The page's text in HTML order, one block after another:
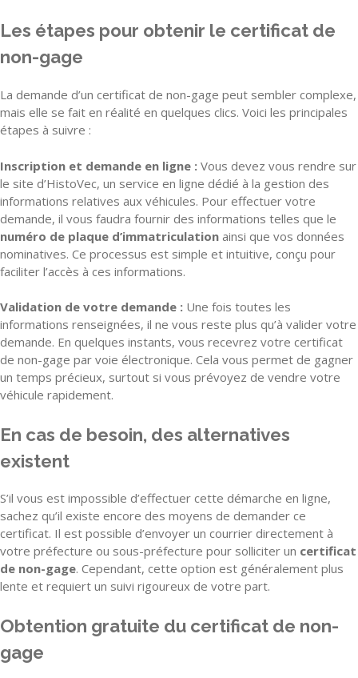
Les étapes pour obtenir le certificat de
non-gage
La demande d’un certificat de non-gage peut sembler complexe,
mais elle se fait en réalité en quelques clics. Voici les principales
étapes à suivre :
Inscription et demande en ligne : Vous devez vous rendre sur
le site d’HistoVec, un service en ligne dédié à la gestion des
informations relatives aux véhicules. Pour effectuer votre
demande, il vous faudra fournir des informations telles que le
numéro de plaque d’immatriculation ainsi que vos données
nominatives. Ce processus est simple et intuitive, conçu pour
faciliter l’accès à ces informations.
Validation de votre demande : Une fois toutes les
informations renseignées, il ne vous reste plus qu’à valider votre
demande. En quelques instants, vous recevrez votre certificat
de non-gage par voie électronique. Cela vous permet de gagner
un temps précieux, surtout si vous prévoyez de vendre votre
véhicule rapidement.
En cas de besoin, des alternatives
existent
S’il vous est impossible d’effectuer cette démarche en ligne,
sachez qu’il existe encore des moyens de demander ce
certificat. Il est possible d’envoyer un courrier directement à
votre préfecture ou sous-préfecture pour solliciter un certificat
de non-gage. Cependant, cette option est généralement plus
lente et requiert un suivi rigoureux de votre part.
Obtention gratuite du certificat de non-
gage